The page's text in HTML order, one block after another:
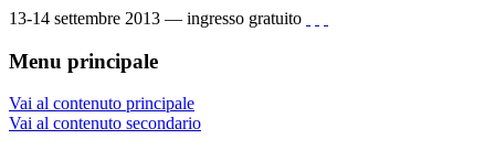
13-14 settembre 2013 — ingresso gratuito
Menu principale
Vai al contenuto principale
Vai al contenuto secondario